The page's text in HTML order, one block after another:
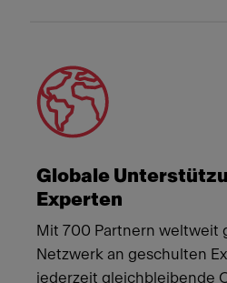
Globale
Experten
Mit 700 Partnern weltweit
Netzwerk an geschulten
jederzeit gleichbleibende